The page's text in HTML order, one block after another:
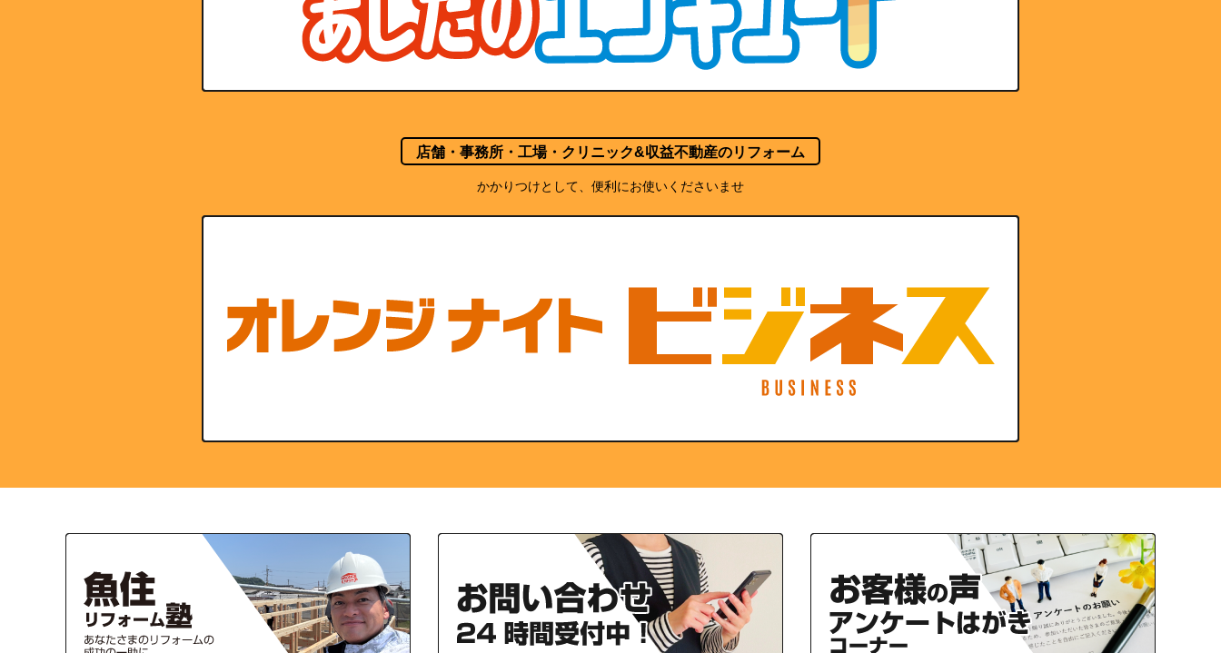
店舗・事務所・工場・クリニック&収益不動産のリフォーム
かかりつけとして、便利にお使いくださいませ